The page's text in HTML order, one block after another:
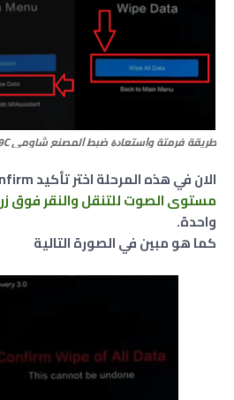
طريقة فرمتة وﺍﺳﺘﻌﺎﺩﺓ ﺿﺒﻂ ﺍﻟﻤﺼﻨﻊ شاومي Xiaomi Redmi 9C
الان في هذه المرحلة اختر تأكيد Confirm باستخدام
مستوى الصوت للتنقل والنقر فوق زر
واحدة.
كما هو مبين في الصورة التالية